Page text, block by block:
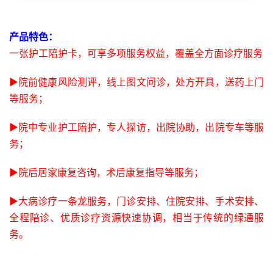
产品特色：
一张护工陪护卡，可享多项服务权益，覆盖全方面诊疗服务
▶院前健康风险测评，线上图文问诊，处方开具，送药上门
等服务；
▶院中专业护工陪护，专人探访，出院协助，出院专车等服
务；
▶院后居家康复咨询，术后康复指导等服务；
▶大病诊疗一条龙服务，门诊安排、住院安排、手术安排、
全程陪诊、优质诊疗资源快速协调，相当于传统的绿通服
务。